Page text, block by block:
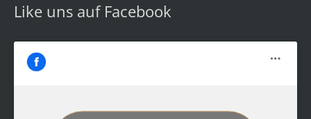
Like uns auf Facebook